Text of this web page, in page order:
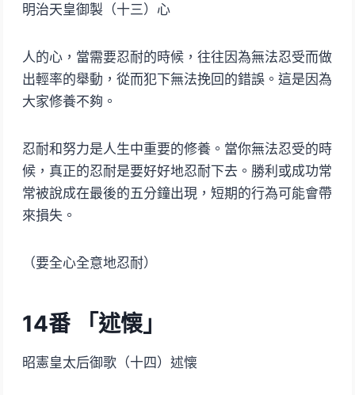
明治天皇御製（十三）心
人的心，當需要忍耐的時候，往往因為無法忍受而做
出輕率的舉動，從而犯下無法挽回的錯誤。這是因為
大家修養不夠。
忍耐和努力是人生中重要的修養。當你無法忍受的時
候，真正的忍耐是要好好地忍耐下去。勝利或成功常
常被說成在最後的五分鐘出現，短期的行為可能會帶
來損失。
（要全心全意地忍耐）
14番 「述懐」
昭憲皇太后御歌（十四）述懐